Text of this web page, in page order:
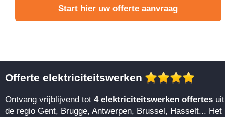
Start hier uw offerte aanvraag
Offerte elektriciteitswerken
Ontvang vrijblijvend tot 4 elektriciteitswerken offertes uit
de regio Gent, Brugge, Antwerpen, Brussel, Hasselt... Het